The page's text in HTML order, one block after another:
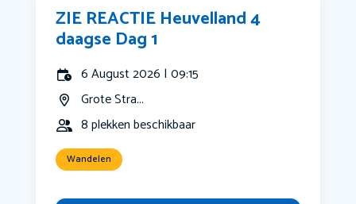
ZIE REACTIE Heuvelland 4
daagse Dag 1
6 August 2026 | 09:15
Grote Stra...
8 plekken beschikbaar
Wandelen